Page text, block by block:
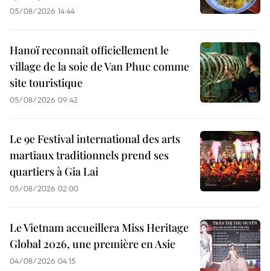
05/08/2026 14:44
Hanoï reconnaît officiellement le
village de la soie de Van Phuc comme
site touristique
05/08/2026 09:42
Le 9e Festival international des arts
martiaux traditionnels prend ses
quartiers à Gia Lai
05/08/2026 02:00
Le Vietnam accueillera Miss Heritage
Global 2026, une première en Asie
04/08/2026 04:15